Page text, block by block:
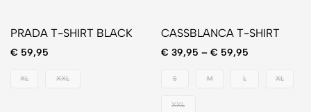
PRADA T-SHIRT BLACK
€ 59,95
XL XXL
CASSBLANCA T-SHIRT
€ 39,95 – € 59,95
S M L XL
XXL